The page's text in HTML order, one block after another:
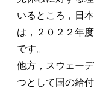
いるところ，日
は，２０２２年
です。
他方，スウェー
つとして国の給